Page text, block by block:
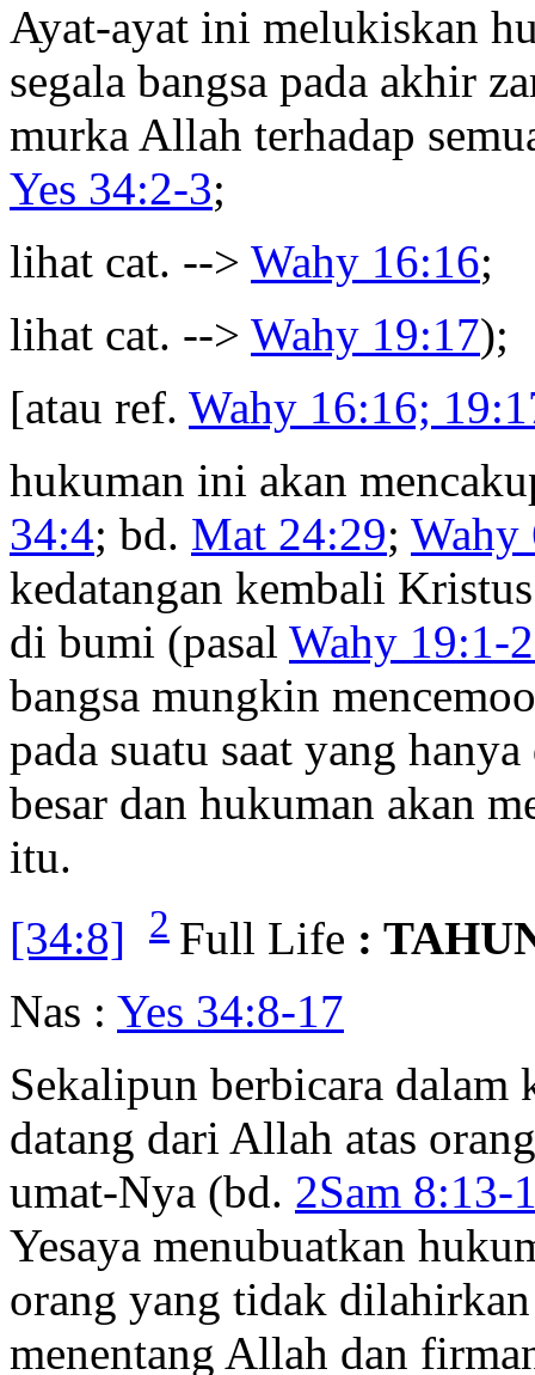
Ayat-ayat ini melukiskan
segala bangsa pada akhir
murka Allah terhadap
Yes 34:2-3;
lihat cat. --> Wahy 16:16;
lihat cat. --> Wahy 19:17);
[atau ref. Wahy 16:16;
hukuman ini akan
34:4; bd. Mat 24:29; Wahy
kedatangan kembali
di bumi (pasal Wahy 19:1-
bangsa mungkin
pada suatu saat yang
besar dan hukuman akan
itu.
[34:8]
2 Full Life :
Nas : Yes 34:8-17
Sekalipun berbicara dalam
datang dari Allah atas
umat-Nya (bd. 2Sam 8:13-
Yesaya menubuatkan
orang yang tidak
menentang Allah dan